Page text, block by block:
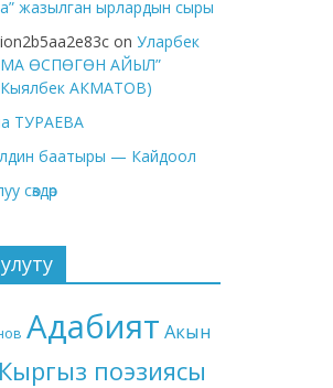
жазылган ырлардын сыры
on Уларбек
ӨСПӨГӨН АЙЫЛ”
Кыялбек АКМАТОВ)
ТУРАЕВА
баатыры — Кайдоол
сөздөр
Адабият Акын
поэзиясы